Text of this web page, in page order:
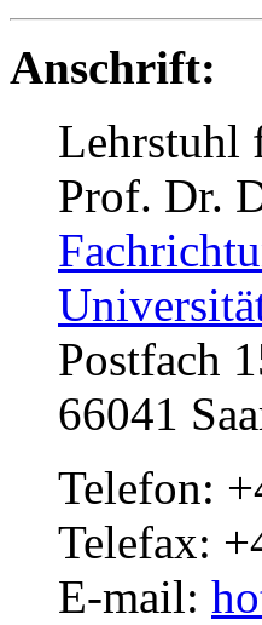
Anschrift:
Lehrstuhl
Prof. Dr.
Postfach
66041
Telefon:
Telefax:
E-mail: